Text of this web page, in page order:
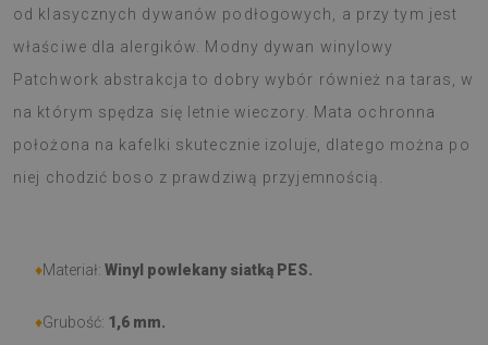
od klasycznych dywanów podłogowych, a przy tym jest
właściwe dla alergików. Modny dywan winylowy
Patchwork abstrakcja to dobry wybór również na taras, w
na którym spędza się letnie wieczory. Mata ochronna
położona na kafelki skutecznie izoluje, dlatego można po
niej chodzić boso z prawdziwą przyjemnością.
♦Materiał: Winyl powlekany siatką PES.
♦Grubość: 1,6 mm.